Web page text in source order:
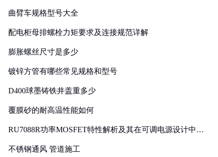
曲臂车规格型号大全
配电柜母排螺栓力矩要求及连接规范详解
膨胀螺丝尺寸是多少
镀锌方管有哪些常见规格和型号
D400球墨铸铁井盖重多少
覆膜砂的耐高温性能如何
RU7088R功率MOSFET特性解析及其在可调电源设计中的
不锈钢通风 管道施工